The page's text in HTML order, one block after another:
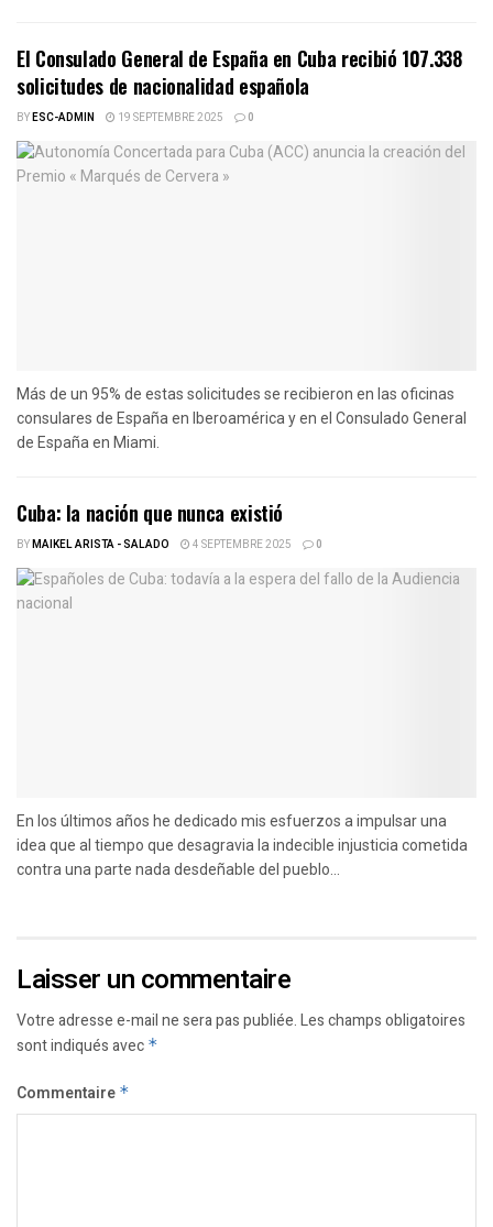
El Consulado General de España en Cuba recibió 107.338
solicitudes de nacionalidad española
BYESC-ADMIN 19 SEPTEMBRE 2025 0
Más de un 95% de estas solicitudes se recibieron en las oficinas
consulares de España en Iberoamérica y en el Consulado General
de España en Miami.
Cuba: la nación que nunca existió
BYMAIKEL ARISTA - SALADO 4 SEPTEMBRE 2025 0
En los últimos años he dedicado mis esfuerzos a impulsar una
idea que al tiempo que desagravia la indecible injusticia cometida
contra una parte nada desdeñable del pueblo...
Laisser un commentaire
Votre adresse e-mail ne sera pas publiée.Les champs obligatoires
sont indiqués avec *
Commentaire *